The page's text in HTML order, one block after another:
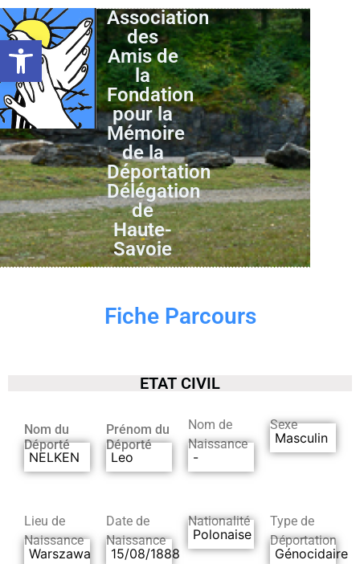
Ouvrir la barre d’outils
Association
des
Amis de
la
Fondation
pour la
Mémoire
de la
Déportation
Délégation
de
Haute-
Savoie
Fiche Parcours
ETAT CIVIL
Nom du
Déporté
NELKEN
Prénom du
Déporté
Leo
Nom de
Naissance
-
Sexe
Masculin
Lieu de
Naissance
Warszawa
Date de
Naissance
15/08/1888
Nationalité
Polonaise
Type de
Déportation
Génocidaire